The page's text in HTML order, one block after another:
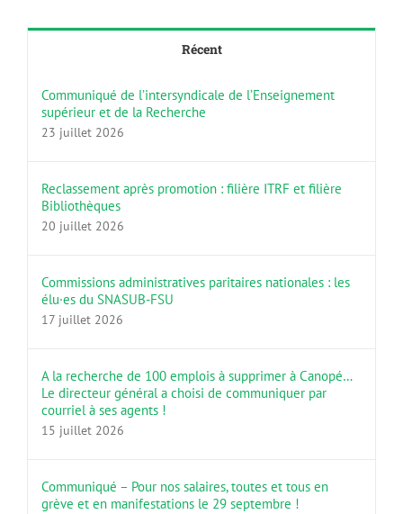
Récent
Communiqué de l’intersyndicale de l’Enseignement
supérieur et de la Recherche
23 juillet 2026
Reclassement après promotion : filière ITRF et filière
Bibliothèques
20 juillet 2026
Commissions administratives paritaires nationales : les
élu·es du SNASUB-FSU
17 juillet 2026
A la recherche de 100 emplois à supprimer à Canopé…
Le directeur général a choisi de communiquer par
courriel à ses agents !
15 juillet 2026
Communiqué – Pour nos salaires, toutes et tous en
grève et en manifestations le 29 septembre !